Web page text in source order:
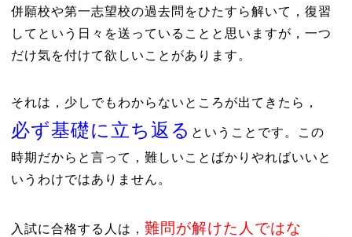
併願校や第一志望校の過去問をひたすら解いて，復習
してという日々を送っていることと思いますが，一つ
だけ気を付けて欲しいことがあります。
それは，少しでもわからないところが出てきたら，
必ず基礎に立ち返る ということです。この
時期だからと言って，難しいことばかりやればいいと
いうわけではありません。
入試に合格する人は， 難問が解けた人ではな